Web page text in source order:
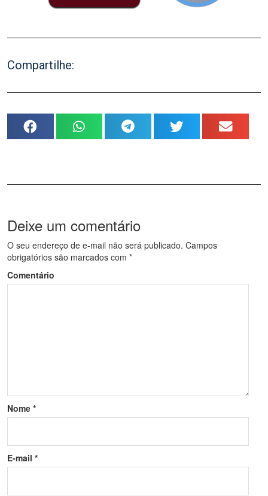
Compartilhe:
Deixe um comentário
O seu endereço de e-mail não será publicado. Campos
obrigatórios são marcados com *
Comentário
Nome *
E-mail *